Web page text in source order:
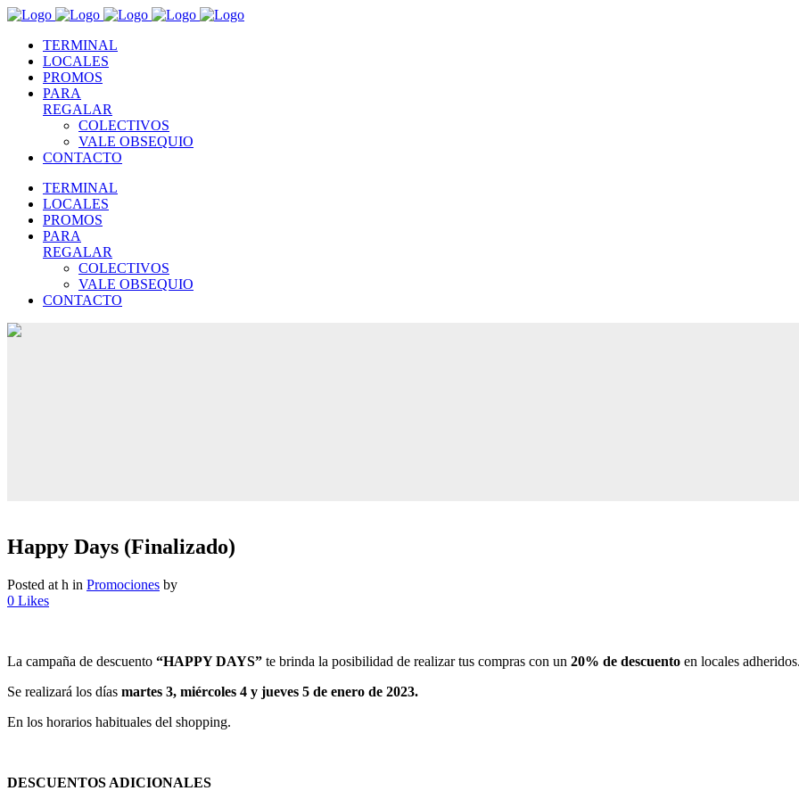
TERMINAL
LOCALES
PROMOS
PARA
REGALAR
COLECTIVOS
VALE OBSEQUIO
CONTACTO
TERMINAL
LOCALES
PROMOS
PARA
REGALAR
COLECTIVOS
VALE OBSEQUIO
CONTACTO
Happy Days (Finalizado)
Posted at h in Promociones by
0 Likes
La campaña de descuento “HAPPY DAYS” te brinda la posibilidad de realizar tus compras con un 20% de descuento en locales
Se realizará los días martes 3, miércoles 4 y jueves 5 de enero de 2023.
En los horarios habituales del shopping.
DESCUENTOS ADICIONALES